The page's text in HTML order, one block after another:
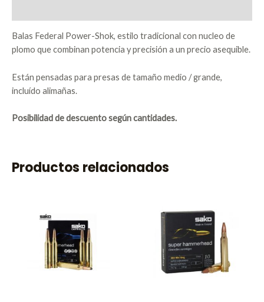
Balas Federal Power-Shok, estilo tradicional con nucleo de
plomo que combinan potencia y precisión a un precio asequible.
Están pensadas para presas de tamaño medio / grande,
incluído alimañas.
Posibilidad de descuento según cantidades.
Productos relacionados